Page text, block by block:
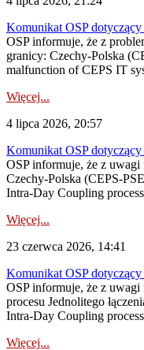
Komunikat OSP
OSP informuje, że z
granicy: Czechy-Polska
malfunction of CEPS IT
Więcej...
4 lipca 2026, 20:57
Komunikat OSP
OSP informuje, że z
Czechy-Polska (CEPS-
Intra-Day Coupling
Więcej...
23 czerwca 2026, 14:41
Komunikat OSP
OSP informuje, że z
procesu Jednolitego
Intra-Day Coupling
Więcej...